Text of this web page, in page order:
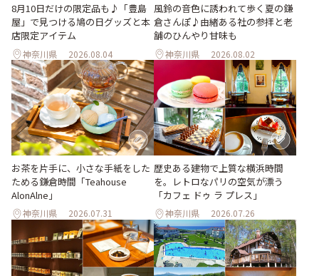
8月10日だけの限定品も♪「豊島
屋」で見つける鳩の日グッズと本
店限定アイテム
神奈川県 2026.08.04
風鈴の音色に誘われて歩く夏の鎌
倉さんぽ♪由緒ある社の参拝と老
舗のひんやり甘味も
神奈川県 2026.08.02
お茶を片手に、小さな手紙をした
ためる鎌倉時間「Teahouse
AlonAlne」
神奈川県 2026.07.31
歴史ある建物で上質な横浜時間
を。レトロなパリの空気が漂う
「カフェ ドゥ ラ プレス」
神奈川県 2026.07.26